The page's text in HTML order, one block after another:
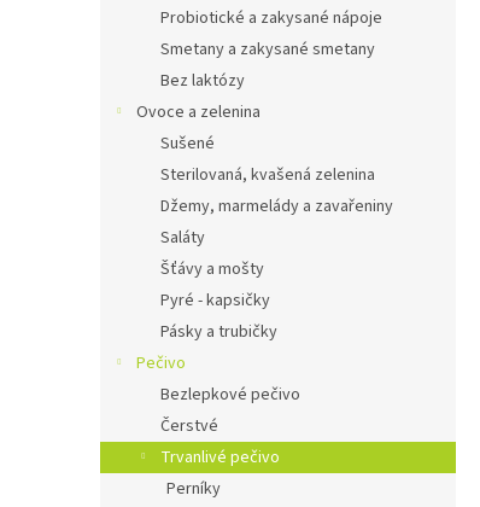
Probiotické a zakysané nápoje
Smetany a zakysané smetany
Bez laktózy
Ovoce a zelenina
Sušené
Sterilovaná, kvašená zelenina
Džemy, marmelády a zavařeniny
Saláty
Šťávy a mošty
Pyré - kapsičky
Pásky a trubičky
Pečivo
Bezlepkové pečivo
Čerstvé
Trvanlivé pečivo
Perníky